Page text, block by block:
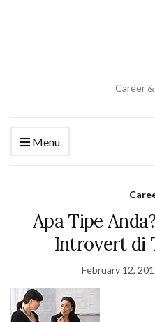
Career
Menu
Apa Tipe
Introvert di
February 12,